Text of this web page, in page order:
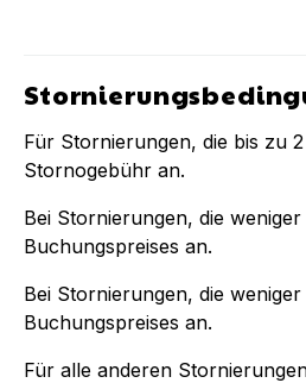
Für Stornierungen, die bis zu 2
Stornogebühr an.
Bei Stornierungen, die weniger
Buchungspreises an.
Bei Stornierungen, die weniger
Buchungspreises an.
Für alle anderen